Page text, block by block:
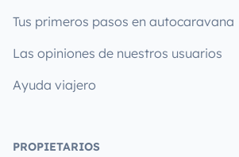
Tus primeros pasos en autocaravana
Las opiniones de nuestros usuarios
Ayuda viajero
PROPIETARIOS